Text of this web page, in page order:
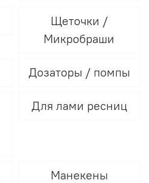
Щеточки /
Микробраши
Дозаторы / помпы
Для лами ресниц
Манекены